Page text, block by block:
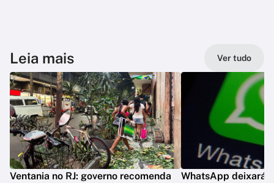
Leia mais Ver tudo
Ventania no RJ: governo recomenda
WhatsApp deixará